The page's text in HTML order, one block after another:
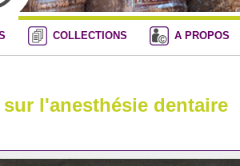
COLLECTIONS A PROPOS
l'anesthésie dentaire